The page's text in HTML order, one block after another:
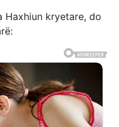
Haxhiun kryetare, do